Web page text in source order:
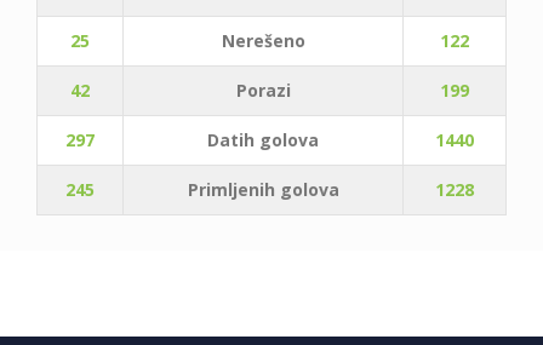
25 Nerešeno 122
42 Porazi 199
297 Datih golova 1440
245 Primljenih golova 1228